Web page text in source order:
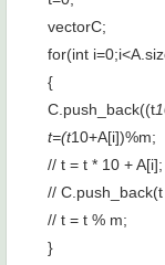
vectorC;
for(int
{
C.push_back((t
t=(t10+A[i])%m;
// t = t * 10 + A[i];
//
// t = t % m;
}